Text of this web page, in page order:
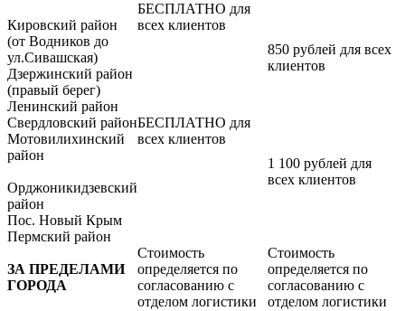
Кировский район
(от Водников до
ул.Сивашская)
Дзержинский район
(правый берег)
Ленинский район
Свердловский район
Мотовилихинский
район
Орджоникидзевский
район
Пос. Новый Крым
Пермский район
БЕСПЛАТНО для
всех клиентов
БЕСПЛАТНО для
всех клиентов
850 рублей для всех
клиентов
1 100 рублей для
всех клиентов
ЗА ПРЕДЕЛАМИ
ГОРОДА
Стоимость
определяется по
согласованию с
отделом логистики
Стоимость
определяется по
согласованию с
отделом логистики